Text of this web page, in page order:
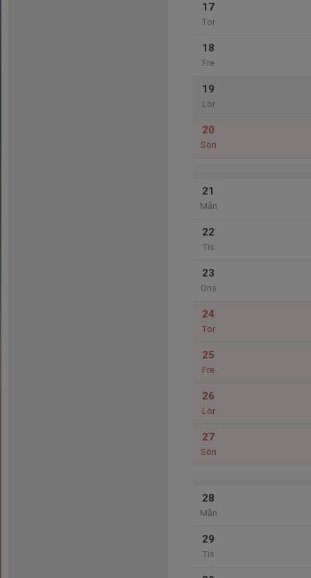
17
Tor
18
Fre
19
Lör
20
Sön
21
Mån
22
Tis
23
Ons
24
Tor
25
Fre
26
Lör
27
Sön
28
Mån
29
Tis